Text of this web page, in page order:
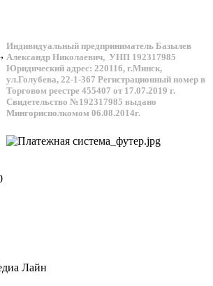
Индивидуальный предприниматель Базылев
Александр Николаевич, УНП 192317985
Юридический адрес: 220116, г.Минск,
ул.Голубева, 22-1-367 Регистрационный номер в
Торговом реестре 455407 от 17.07.2019 г.
Свидетельство №192317985 выдано
Мингорисполкомом 06.08.2014г.
Лайн